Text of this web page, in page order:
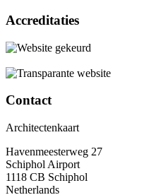
Accreditaties
Contact
Architectenkaart
Havenmeesterweg 27
Schiphol Airport
1118 CB Schiphol
Netherlands